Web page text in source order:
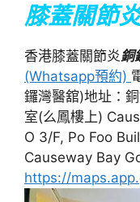
膝蓋關節
香港膝蓋關節炎銅
(Whatsapp預約)
鑼灣醫舘)地址：
室(么鳳樓上)
O 3/F, Po Foo
Causeway Bay
https://